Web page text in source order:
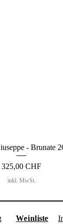
- Brunate
Preis
325,00 CHF
inkl. MwSt.
Weinliste